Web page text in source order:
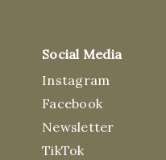
Social Media
Instagram
Facebook
Newsletter
TikTok